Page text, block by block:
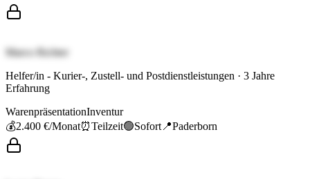
Marco Richter
Helfer/in - Kurier-, Zustell- und Postdienstleistungen · 3 Jahre
Erfahrung
WarenpräsentationInventur
💰2.400 €/Monat⏰Teilzeit🟢Sofort 📍Paderborn